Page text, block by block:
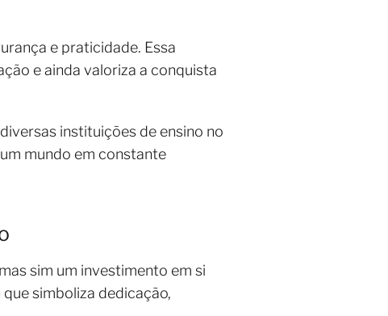
e praticidade. Essa
e ainda valoriza a conquista
instituições de ensino no
mundo em constante
sim um investimento em si
simboliza dedicação,